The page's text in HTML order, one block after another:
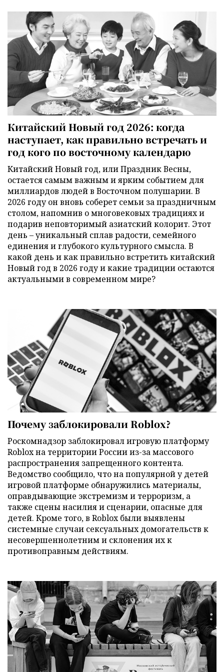
Китайский Новый год 2026: когда
наступает, как правильно встречать и
год кого по восточному календарю
Китайский Новый год, или Праздник Весны,
остается самым важным и ярким событием для
миллиардов людей в Восточном полушарии. В
2026 году он вновь соберет семьи за праздничным
столом, напомнив о многовековых традициях и
подарив неповторимый азиатский колорит. Этот
день – уникальный сплав радости, семейного
единения и глубокого культурного смысла. В
какой день и как правильно встретить китайский
Новый год в 2026 году и какие традиции остаются
актуальными в современном мире?
Почему заблокировали Roblox?
Роскомнадзор заблокировал игровую платформу
Roblox на территории России из-за массового
распространения запрещенного контента.
Ведомство сообщило, что на популярной у детей
игровой платформе обнаружились материалы,
оправдывающие экстремизм и терроризм, а
также сцены насилия и сценарии, опасные для
детей. Кроме того, в Roblox были выявлены
системные случаи сексуальных домогательств к
несовершеннолетним и склонения их к
противоправным действиям.